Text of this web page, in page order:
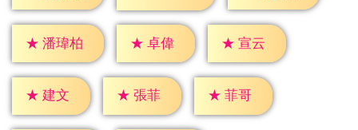
★ 潘瑋柏 ★ 卓偉 ★ 宣云
★ 建文 ★ 張菲 ★ 菲哥